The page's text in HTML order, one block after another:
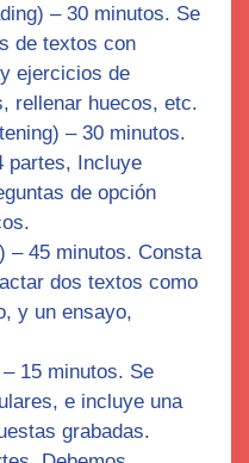
) – 30 minutos. Se
de textos con
ejercicios de
rellenar huecos, etc.
) – 30 minutos.
partes, Incluye
de opción
) – 45 minutos. Consta
dos textos como
y un ensayo,
15 minutos. Se
e incluye una
grabadas.